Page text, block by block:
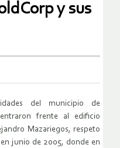
y sus
del municipio de
frente al edificio
Mazariegos, respeto
junio de 2005, donde en